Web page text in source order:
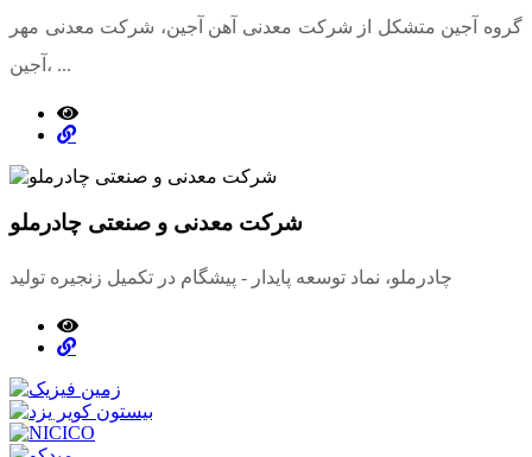
گروه آجین متشکل از شرکت معدنی آهن آجین، شرکت معدنی مهر
آجین، ...
شرکت معدنی و صنعتی چادرملو
چادرملو، نماد توسعه پایدار - پیشگام در تکمیل زنجیره تولید